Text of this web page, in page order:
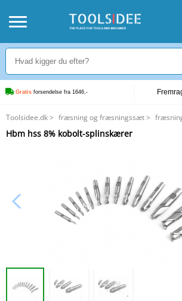
Gratis forsendelse fra 1646,-
Toolsidee.dk> fræsning og fræsningssæt>
Hbm hss 8% kobolt-splinskærer
Hbm hss 8% kobolt-splinskærer